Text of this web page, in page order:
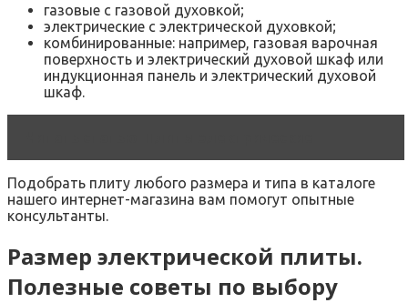
газовые с газовой духовкой;
электрические с электрической духовкой;
комбинированные: например, газовая варочная
поверхность и электрический духовой шкаф или
индукционная панель и электрический духовой
шкаф.
Подобрать плиту любого размера и типа в каталоге
нашего интернет-магазина вам помогут опытные
консультанты.
Размер электрической плиты.
Полезные советы по выбору